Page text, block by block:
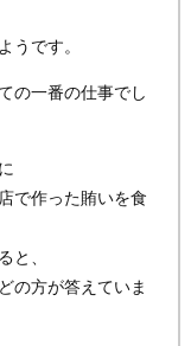
うです。
の一番の仕事でし
で作った賄いを食
と、
の方が答えていま